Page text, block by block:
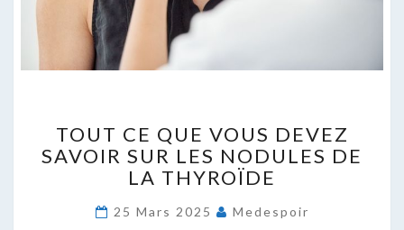
CE
QUE
VOUS
SAVOIR
TOUT CE QUE VOUS DEVEZ
SAVOIR SUR LES NODULES DE
LA THYROÏDE
25 Mars 2025 Medespoir